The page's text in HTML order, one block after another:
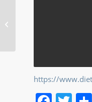
https://